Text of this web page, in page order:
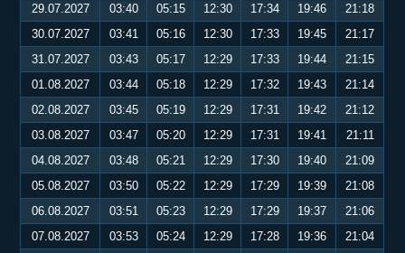
29.07.2027
03:40 05:15 12:30 17:34 19:46
21:18
30.07.2027
03:41 05:16 12:30 17:33 19:45
21:17
31.07.2027
03:43 05:17 12:29 17:33 19:44
21:15
01.08.2027
03:44 05:18 12:29 17:32 19:43
21:14
02.08.2027
03:45 05:19 12:29 17:31 19:42
21:12
03.08.2027
03:47 05:20 12:29 17:31 19:41
21:11
04.08.2027
03:48 05:21 12:29 17:30 19:40
21:09
05.08.2027
03:50 05:22 12:29 17:29 19:39
21:08
06.08.2027
03:51 05:23 12:29 17:29 19:37
21:06
07.08.2027
03:53 05:24 12:29 17:28 19:36
21:04